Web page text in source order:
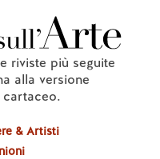
riviste più seguite
alla versione
cartaceo.
& Artisti